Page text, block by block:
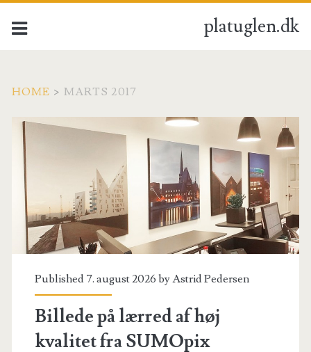
platuglen.dk
HOME > MARTS 2017
Måned:
<span>marts
2017</span>
Published 7. august 2026 byAstrid Pedersen
Billede på lærred af høj
kvalitet fra SUMOpix